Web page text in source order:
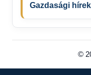
Gazdasági hírek
©